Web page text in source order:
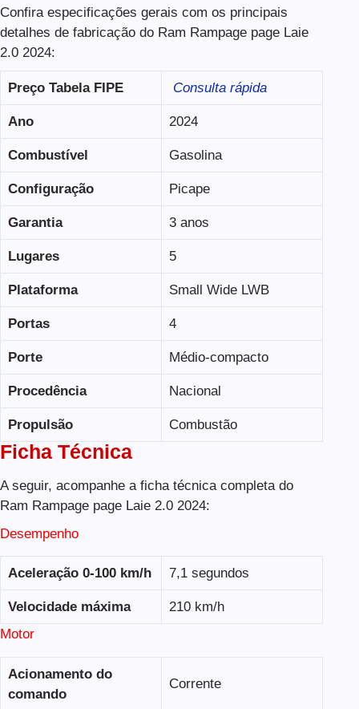
Confira especificações gerais com os principais
detalhes de fabricação do Ram Rampage page Laie
2.0 2024:
Preço Tabela FIPE Consulta rápida
Ano 2024
Combustível Gasolina
Configuração Picape
Garantia 3 anos
Lugares 5
Plataforma Small Wide LWB
Portas 4
Porte Médio-compacto
Procedência Nacional
Propulsão Combustão
Ficha Técnica
A seguir, acompanhe a ficha técnica completa do
Ram Rampage page Laie 2.0 2024:
Desempenho
Aceleração 0-100 km/h 7,1 segundos
Velocidade máxima
210 km/h
Motor
Acionamento do
comando
Corrente